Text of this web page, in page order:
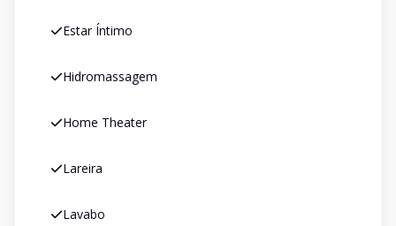
Estar Íntimo
Hidromassagem
Home Theater
Lareira
Lavabo